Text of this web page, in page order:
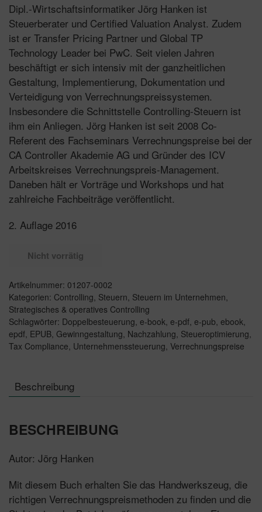
Dipl.-Wirtschaftsinformatiker Jörg Hanken ist
Steuerberater und Certified Valuation Analyst. Zudem
ist er Transfer Pricing Partner und Global TP
Technology Leader bei PwC. Seit vielen Jahren
beschäftigt er sich intensiv mit der ganzheitlichen
Gestaltung, Implementierung, Dokumentation und
Verteidigung von Verrechnungspreissystemen.
Insbesondere die Schnittstelle Controlling-Steuern ist
ihm ein Anliegen. Jörg Hanken ist seit 2008 Co-
Referent des Fachseminars Verrechnungspreise bei der
CA Controller Akademie AG und Gründer des ICV
Arbeitskreises Verrechnungspreis-Management.
Daneben hält er Vorträge und Workshops und hat
zahlreiche Fachbeiträge veröffentlicht.
2. Auflage 2016
Nicht vorrätig
Artikelnummer: 01207-0002
Kategorien: Controlling Steuern Steuern im Unternehmen
Strategisches & operatives Controlling
Schlagwörter: Doppelbesteuerung e-book e-pdf e-pub ebook
epdf EPUB Gewinngestaltung Nachzahlung Steueroptimierung
Tax Compliance Unternehmenssteuerung Verrechnungspreise
Beschreibung
BESCHREIBUNG
Autor: Jörg Hanken
Mit diesem Buch erhalten Sie das Handwerkszeug, die
richtigen Verrechnungspreismethoden zu finden und die